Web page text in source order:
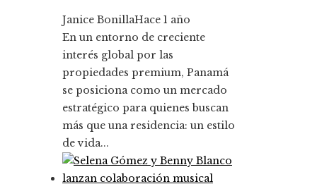
Janice BonillaHace 1 año
En un entorno de creciente
interés global por las
propiedades premium, Panamá
se posiciona como un mercado
estratégico para quienes buscan
más que una residencia: un estilo
de vida...